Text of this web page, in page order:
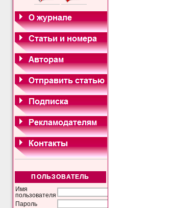
ПОЛЬЗОВАТЕЛЬ
Имя
пользователя
Пароль